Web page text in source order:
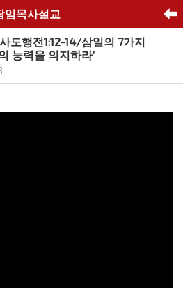
임목사설교
도행전1:12-14/삼일의 7가지
능력을 의지하라’